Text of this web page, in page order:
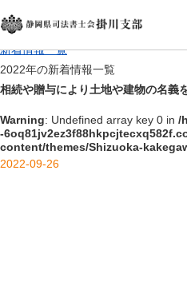
HOME
新着情報一覧
2022年の新着情報一覧
相続や贈与により土地や建物の名義
Warning: Undefined array key 0 in /
-
content/themes/Shizuoka-
2022-09-26